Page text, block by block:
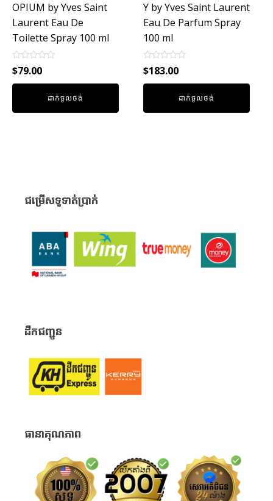
OPIUM by Yves Saint
Laurent Eau De
Toilette Spray 100 ml
Rated
0
out
$79.00
ដាក់ចូលថង់
Y by Yves Saint Laurent
Eau De Parfum Spray
100 ml
Rated
0
out
$183.00
ដាក់ចូលថង់
ជម្រើសទូទាត់ប្រាក់
ដឹកជញ្ជូន
ធានាគុណភាព